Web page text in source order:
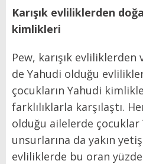
Karışık evliliklerden
kimlikleri
Pew, karışık
de Yahudi olduğu
çocukların Yahudi
farklılıklarla karşılaştı.
olduğu ailelerde
unsurlarına da yakın
evliliklerde bu oran yüzde